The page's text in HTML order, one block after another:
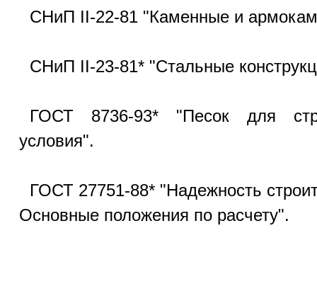
СНиП II-22-81 "Каменные и
СНиП II-23-81* "Стальные
ГОСТ 8736-93* "Песок для
условия".
ГОСТ 27751-88* "Надежность
Основные положения по расчету".